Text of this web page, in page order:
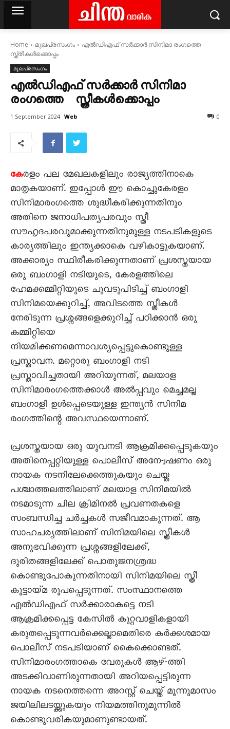
Home മുഖപ്രസംഗം
എൽഡിഎഫ് സർക്കാർ സിനിമാ രംഗത്തെ
സ്ത്രീകൾക്കൊപ്പം
മുഖപ്രസംഗം
എൽഡിഎഫ് സർക്കാർ സിനിമാ
രംഗത്തെ സ്ത്രീകൾക്കൊപ്പം
1 September 2024 Web 0
കേരളം പല മേഖലകളിലും രാജ്യത്തിനാകെ
മാതൃകയാണ്. ഇപ്പോൾ ഈ കൊച്ചുകേരളം
സിനിമാരംഗത്തെ ശുദ്ധീകരിക്കുന്നതിനും
അതിനെ ജനാധിപത്യപരവും സ്ത്രീ
സൗഹൃദപരവുമാക്കുന്നതിനുമുള്ള നടപടികളുടെ
കാര്യത്തിലും ഇന്ത്യക്കാകെ വഴികാട്ടുകയാണ്.
അക്കാര്യം സ്ഥിരീകരിക്കുന്നതാണ് പ്രശസ്തയായ
ഒരു ബംഗാളി നടിയുടെ, കേരളത്തിലെ
ഹേമക്കമ്മിറ്റിയുടെ ചുവടുപിടിച്ച് ബംഗാളി
സിനിമയെക്കുറിച്ച്, അവിടത്തെ സ്ത്രീകൾ
നേരിടുന്ന പ്രശ്നങ്ങളെക്കുറിച്ച് പഠിക്കാൻ ഒരു
കമ്മിറ്റിയെ
നിയമിക്കണമെന്നാവശ്യപ്പെട്ടുകൊണ്ടുള്ള
പ്രസ്താവന. മറ്റൊരു ബംഗാളി നടി
പ്രസ്താവിച്ചതായി അറിയുന്നത്, മലയാള
സിനിമാരംഗത്തെക്കാൾ അൽപ്പവും മെച്ചമല്ല
ബംഗാളി ഉൾപ്പെടെയുള്ള ഇന്ത്യൻ സിനിമ
രംഗത്തിന്റെ അവസ്ഥയെന്നാണ്.
പ്രശസ്തയായ ഒരു യുവനടി ആക്രമിക്കപ്പെടുകയും
അതിനെപ്പറ്റിയുള്ള പൊലീസ് അനേ-്വഷണം ഒരു
നായക നടനിലേക്കെത്തുകയും ചെയ്ത
പശ്ചാത്തലത്തിലാണ് മലയാള സിനിമയിൽ
നടമാടുന്ന ചില ക്രിമിനൽ പ്രവണതകളെ
സംബന്ധിച്ച ചർച്ചകൾ സജീവമാകുന്നത്. ആ
സാഹചര്യത്തിലാണ് സിനിമയിലെ സ്ത്രീകൾ
അനുഭവിക്കുന്ന പ്രശ്നങ്ങളിലേക്ക്,
ദുരിതങ്ങളിലേക്ക് പൊതുജനശ്രദ്ധ
കൊണ്ടുപോകുന്നതിനായി സിനിമയിലെ സ്ത്രീ
കൂട്ടായ്മ രൂപപ്പെടുന്നത്. സംസ്ഥാനത്തെ
എൽഡിഎഫ് സർക്കാരാകട്ടെ നടി
ആക്രമിക്കപ്പെട്ട കേസിൽ കുറ്റവാളികളായി
കരുതപ്പെടുന്നവർക്കെല്ലാമെതിരെ കർക്കശമായ
പൊലീസ് നടപടിയാണ് കെെക്കൊണ്ടത്.
സിനിമാരംഗത്താകെ വേരുകൾ ആഴ്-ത്തി
അടക്കിവാണിരുന്നതായി അറിയപ്പെട്ടിരുന്ന
നായക നടനെത്തന്നെ അറസ്റ്റ് ചെയ്ത് മൂന്നുമാസം
ജയിലിലടയ്ക്കുകയും നിയമത്തിനുമുന്നിൽ
കൊണ്ടുവരികയുമാണുണ്ടായത്.